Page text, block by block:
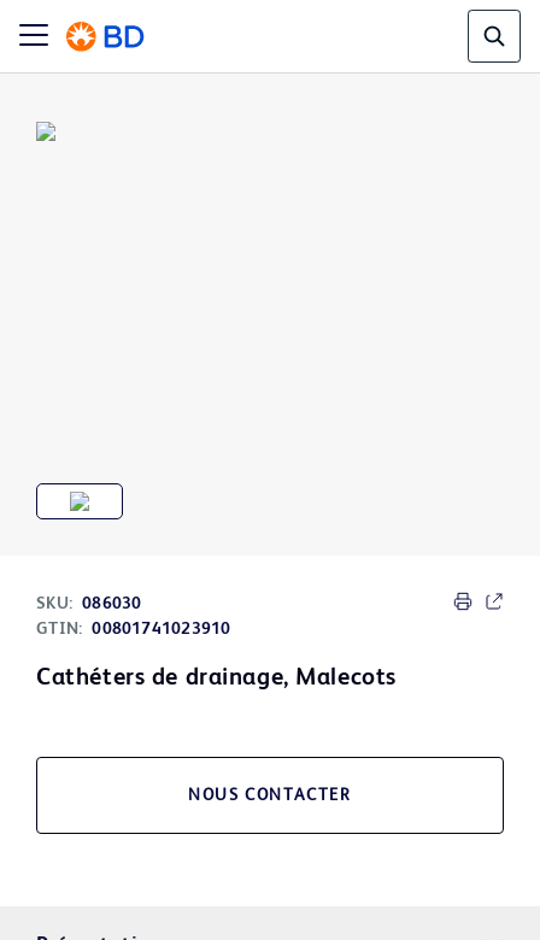
SKU: 086030
GTIN: 00801741023910
Cathéters de drainage, Malecots
NOUS CONTACTER